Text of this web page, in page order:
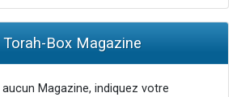
Box Magazine
Magazine, indiquez votre